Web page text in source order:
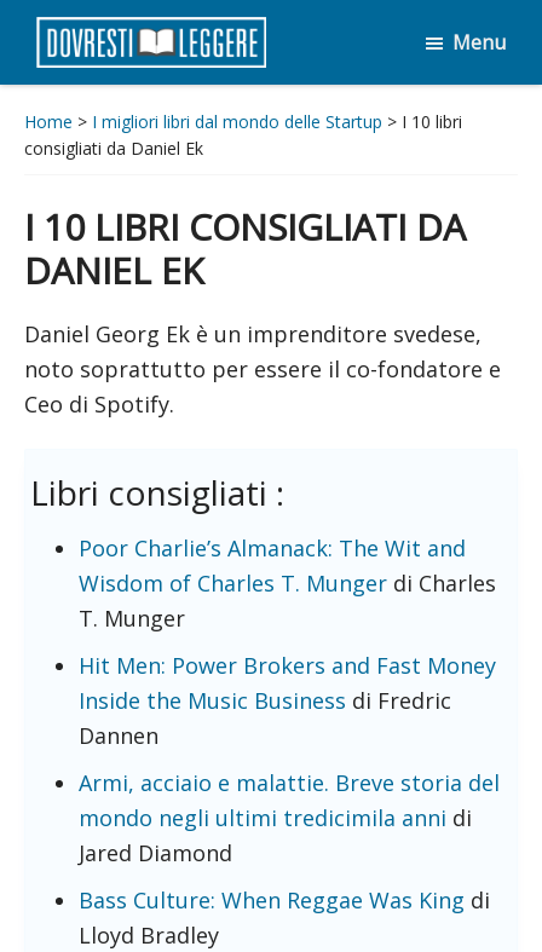
Passa
contenuto
principale
Passa
piè
pagina
Dovresti
Menu
Home > I migliori libri dal mondo delle Startup > I 10 libri
consigliati da Daniel Ek
I 10 LIBRI CONSIGLIATI DA
DANIEL EK
Daniel Georg Ek è un imprenditore svedese,
noto soprattutto per essere il co-fondatore e
Ceo di Spotify.
Libri consigliati :
Poor Charlie’s Almanack: The Wit and
Wisdom of Charles T. Munger di Charles
T. Munger
Hit Men: Power Brokers and Fast Money
Inside the Music Business di Fredric
Dannen
Armi, acciaio e malattie. Breve storia del
mondo negli ultimi tredicimila anni di
Jared Diamond
Bass Culture: When Reggae Was King di
Lloyd Bradley